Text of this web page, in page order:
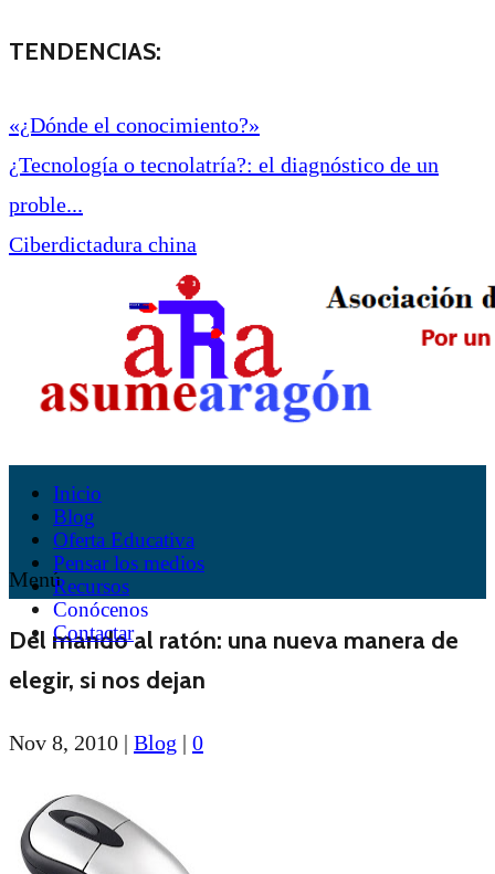
TENDENCIAS:
«¿Dónde el conocimiento?»
¿Tecnología o tecnolatría?: el diagnóstico de un
proble...
Ciberdictadura china
Inicio
Blog
Oferta Educativa
Pensar los medios
Recursos
Conócenos
Contactar
Menú
Del mando al ratón: una nueva manera de
elegir, si nos dejan
Nov 8, 2010 | Blog | 0